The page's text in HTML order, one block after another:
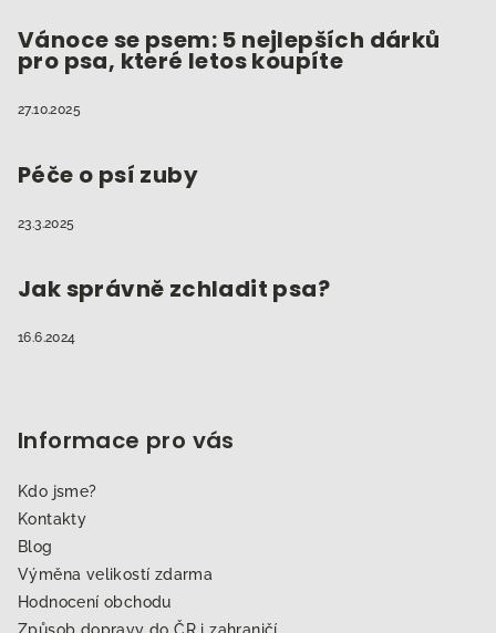
Vánoce se psem: 5 nejlepších dárků
pro psa, které letos koupíte
27.10.2025
Péče o psí zuby
23.3.2025
Jak správně zchladit psa?
16.6.2024
Informace pro vás
Kdo jsme?
Kontakty
Blog
Výměna velikostí zdarma
Hodnocení obchodu